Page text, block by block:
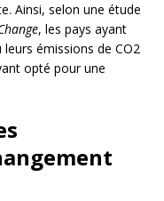
Ainsi, selon une étude
, les pays ayant
émissions de CO2
opté pour une